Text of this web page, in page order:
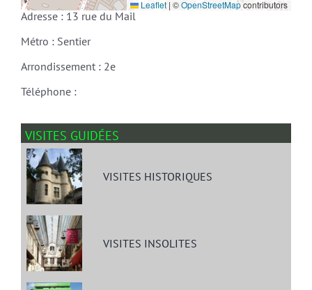
Leaflet | ©OpenStreetMapcontributors
Adresse : 13 rue du Mail
Métro : Sentier
Arrondissement : 2e
Téléphone :
VISITES GUIDÉES
VISITES HISTORIQUES
VISITES INSOLITES